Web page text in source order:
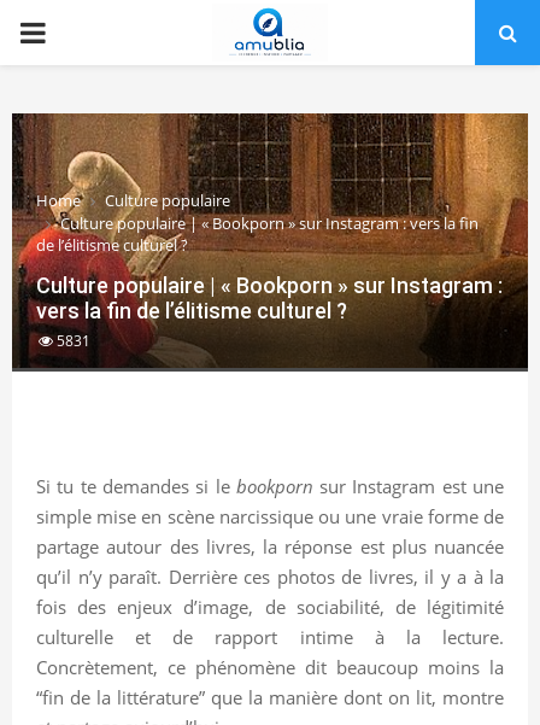
PRIMARY
Home
Culture populaire
Culture populaire | « Bookporn » sur Instagram : vers la fin
de l’élitisme culturel ?
Culture populaire | « Bookporn » sur Instagram :
vers la fin de l’élitisme culturel ?
5831
Si tu te demandes si le bookporn sur Instagram est une
simple mise en scène narcissique ou une vraie forme de
partage autour des livres, la réponse est plus nuancée
qu’il n’y paraît. Derrière ces photos de livres, il y a à la
fois des enjeux d’image, de sociabilité, de légitimité
culturelle et de rapport intime à la lecture.
Concrètement, ce phénomène dit beaucoup moins la
“fin de la littérature” que la manière dont on lit, montre